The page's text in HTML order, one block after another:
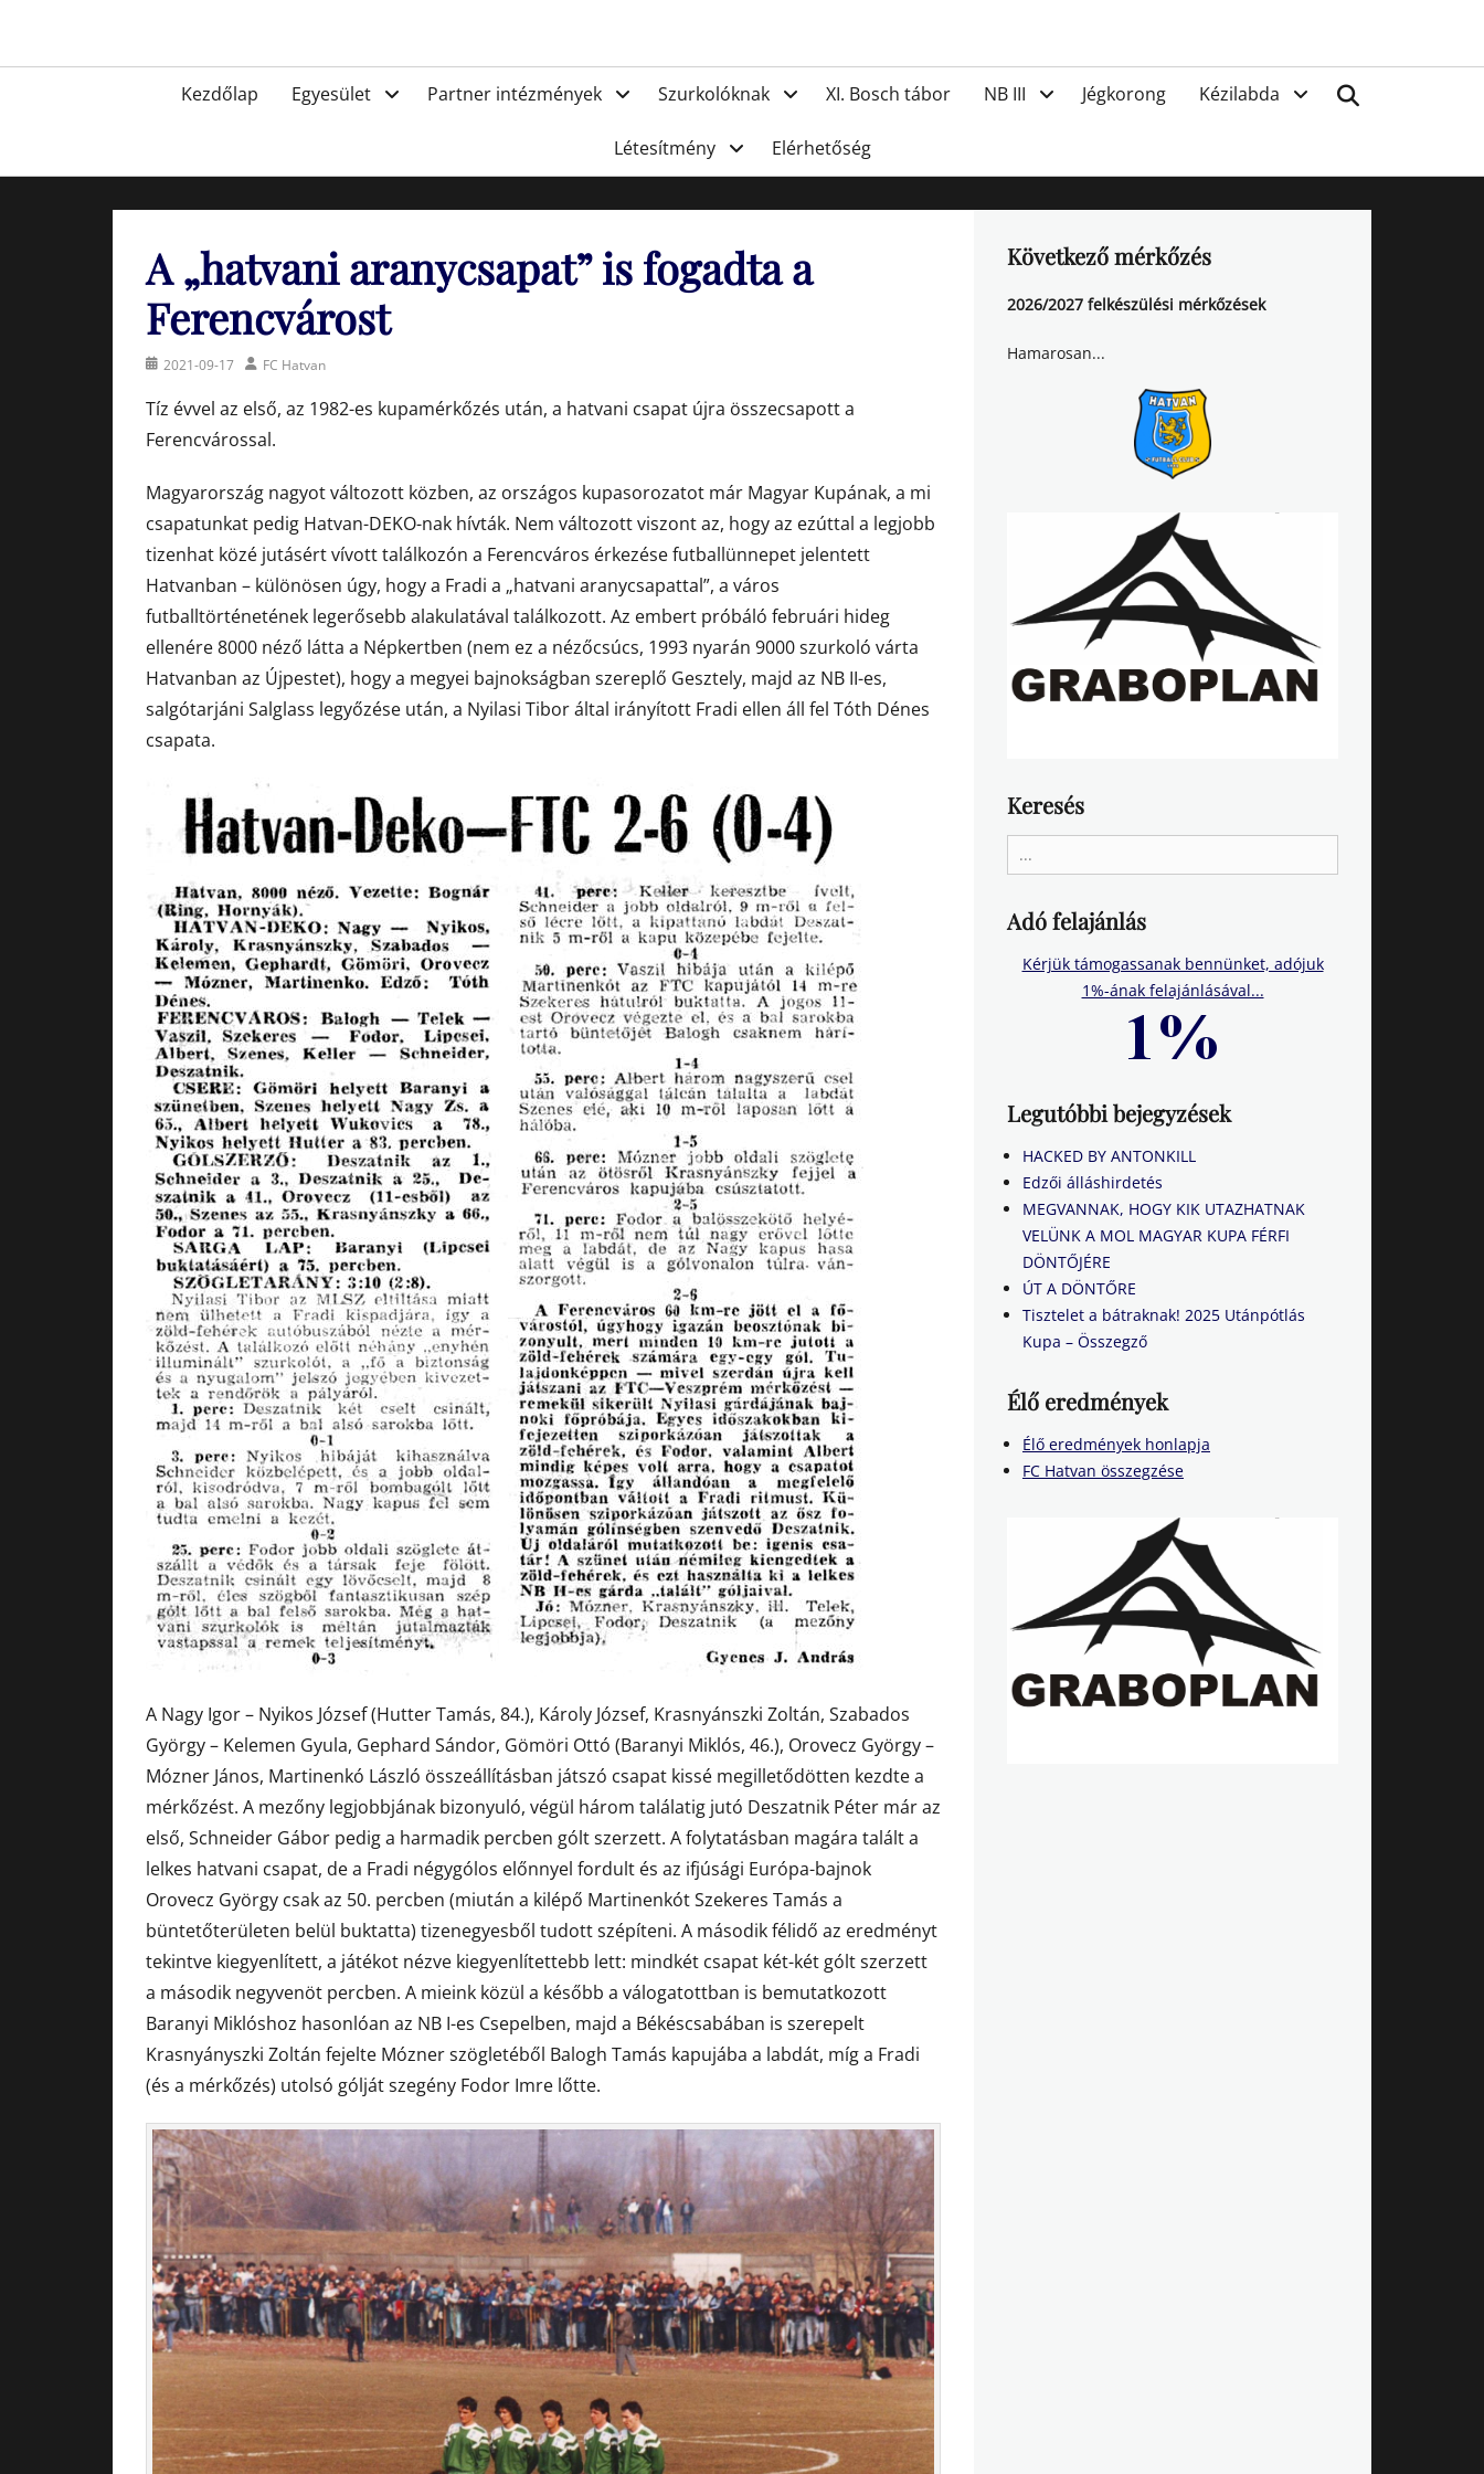
FC Hatvan
PrimaryKezdőlap Egyesület Partner intézmények Szurkolóknak XI. Bosch tábor NB III Jégkorong Kézilabda
Létesítmény Elérhetőség
A „hatvani aranycsapat” is fogadta a
Ferencvárost
Posted2021-09-17 AuthorFC Hatvan
Tíz évvel az első, az 1982-es kupamérkőzés után, a hatvani csapat újra összecsapott a
Ferencvárossal.
Magyarország nagyot változott közben, az országos kupasorozatot már Magyar Kupának, a mi
csapatunkat pedig Hatvan-DEKO-nak hívták. Nem változott viszont az, hogy az ezúttal a legjobb
tizenhat közé jutásért vívott találkozón a Ferencváros érkezése futballünnepet jelentett
Hatvanban – különösen úgy, hogy a Fradi a „hatvani aranycsapattal”, a város
futballtörténetének legerősebb alakulatával találkozott. Az embert próbáló februári hideg
ellenére 8000 néző látta a Népkertben (nem ez a nézőcsúcs, 1993 nyarán 9000 szurkoló várta
Hatvanban az Újpestet), hogy a megyei bajnokságban szereplő Gesztely, majd az NB II-es,
salgótarjáni Salglass legyőzése után, a Nyilasi Tibor által irányított Fradi ellen áll fel Tóth Dénes
csapata.
A Nagy Igor – Nyikos József (Hutter Tamás, 84.), Károly József, Krasnyánszki Zoltán, Szabados
György – Kelemen Gyula, Gephard Sándor, Gömöri Ottó (Baranyi Miklós, 46.), Orovecz György –
Mózner János, Martinenkó László összeállításban játszó csapat kissé megilletődötten kezdte a
mérkőzést. A mezőny legjobbjának bizonyuló, végül három találatig jutó Deszatnik Péter már az
első, Schneider Gábor pedig a harmadik percben gólt szerzett. A folytatásban magára talált a
lelkes hatvani csapat, de a Fradi négygólos előnnyel fordult és az ifjúsági Európa-bajnok
Orovecz György csak az 50. percben (miután a kilépő Martinenkót Szekeres Tamás a
büntetőterületen belül buktatta) tizenegyesből tudott szépíteni. A második félidő az eredményt
tekintve kiegyenlített, a játékot nézve kiegyenlítettebb lett: mindkét csapat két-két gólt szerzett
a második negyvenöt percben. A mieink közül a később a válogatottban is bemutatkozott
Baranyi Miklóshoz hasonlóan az NB I-es Csepelben, majd a Békéscsabában is szerepelt
Krasnyányszki Zoltán fejelte Mózner szögletéből Balogh Tamás kapujába a labdát, míg a Fradi
(és a mérkőzés) utolsó gólját szegény Fodor Imre lőtte.
Következő mérkőzés
2026/2027 felkészülési mérkőzések
Hamarosan...
Keresés
for:
Adó felajánlás
Kérjük támogassanak bennünket, adójuk
1%-ának felajánlásával...
Legutóbbi bejegyzések
HACKED BY ANTONKILL
Edzői álláshirdetés
MEGVANNAK, HOGY KIK UTAZHATNAK
VELÜNK A MOL MAGYAR KUPA FÉRFI
DÖNTŐJÉRE
ÚT A DÖNTŐRE
Tisztelet a bátraknak! 2025 Utánpótlás
Kupa – Összegző
Élő eredmények
Élő eredmények honlapja
FC Hatvan összegzése